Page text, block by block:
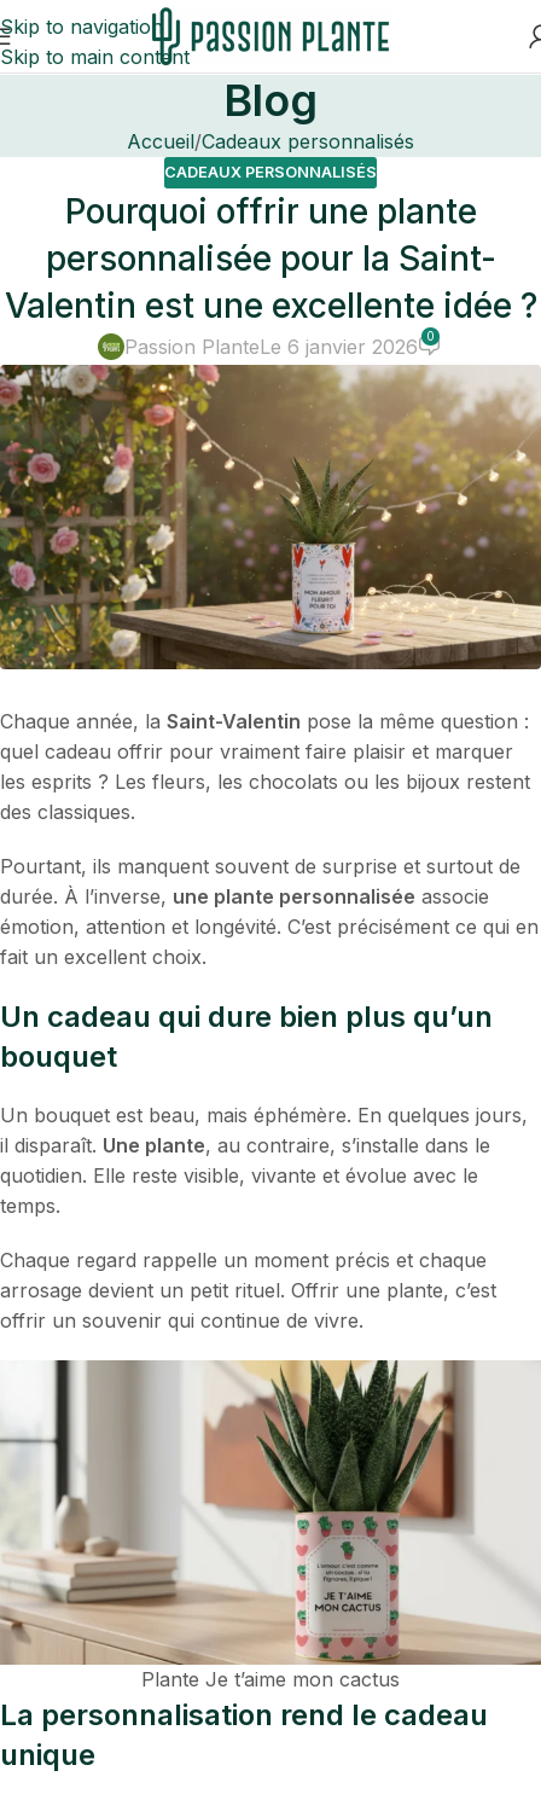
Skip to navigation
Skip to main content
Blog
Accueil Cadeaux personnalisés
CADEAUX PERSONNALISÉS
Pourquoi offrir une plante
personnalisée pour la Saint-
Valentin est une excellente idée ?
Passion PlanteLe 6 janvier 2026 0
Chaque année, la Saint-Valentin pose la même question :
quel cadeau offrir pour vraiment faire plaisir et marquer
les esprits ? Les fleurs, les chocolats ou les bijoux restent
des classiques.
Pourtant, ils manquent souvent de surprise et surtout de
durée. À l’inverse, une plante personnalisée associe
émotion, attention et longévité. C’est précisément ce qui en
fait un excellent choix.
Un cadeau qui dure bien plus qu’un
bouquet
Un bouquet est beau, mais éphémère. En quelques jours,
il disparaît. Une plante, au contraire, s’installe dans le
quotidien. Elle reste visible, vivante et évolue avec le
temps.
Chaque regard rappelle un moment précis et chaque
arrosage devient un petit rituel. Offrir une plante, c’est
offrir un souvenir qui continue de vivre.
Plante Je t’aime mon cactus
La personnalisation rend le cadeau
unique